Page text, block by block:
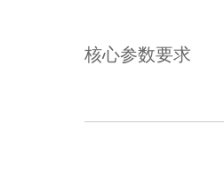
核心参数要求